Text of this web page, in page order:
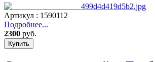
Артикул : 1590112
Подробнее...
2300 руб.